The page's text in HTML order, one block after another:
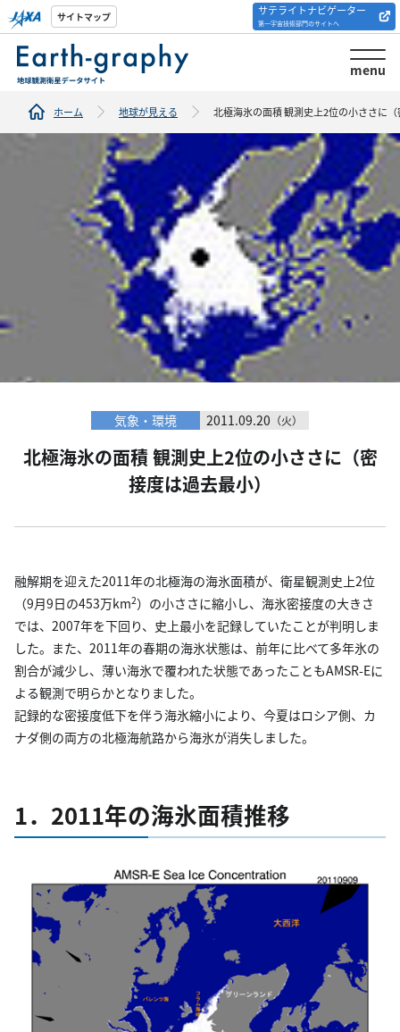
サイトマップ サテライトナビゲーター
第一宇宙技術部門のサイトへ
menu
解析ツール/サイトの
紹介
ホーム 地球が見える 北極海氷の面積 観測史上2位の小ささに
気象・環境 2011.09.20 （火）
北極海氷の面積 観測史上2位の小ささに（密
接度は過去最小）
融解期を迎えた2011年の北極海の海氷面積が、衛星観測史上2位
（9月9日の453万km2）の小ささに縮小し、海氷密接度の大きさ
では、2007年を下回り、史上最小を記録していたことが判明しま
した。また、2011年の春期の海氷状態は、前年に比べて多年氷の
割合が減少し、薄い海氷で覆われた状態であったこともAMSR-Eに
よる観測で明らかとなりました。
記録的な密接度低下を伴う海氷縮小により、今夏はロシア側、カ
ナダ側の両方の北極海航路から海氷が消失しました。
1．2011年の海氷面積推移